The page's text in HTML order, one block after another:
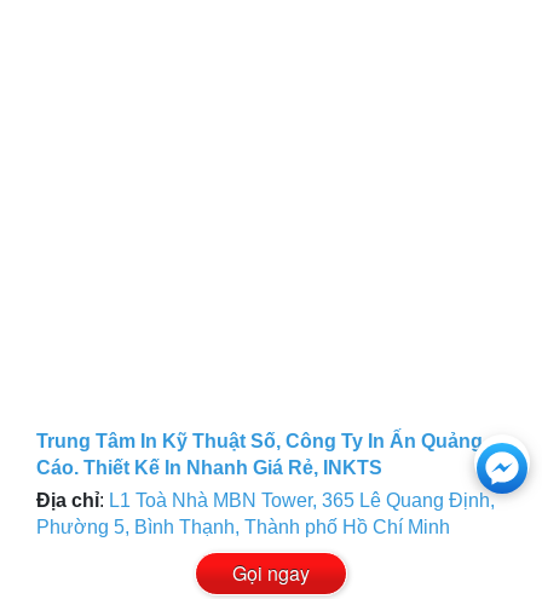
Trung Tâm In Kỹ Thuật Số, Công Ty In Ấn Quảng
Cáo. Thiết Kế In Nhanh Giá Rẻ, INKTS
Địa chỉ: L1 Toà Nhà MBN Tower, 365 Lê Quang Định,
Phường 5, Bình Thạnh, Thành phố Hồ Chí Minh
Gọi ngay
với